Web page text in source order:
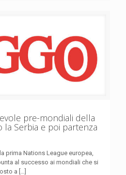
pre-mondiali della
la Serbia e poi partenza
prima Nations League europea,
al successo ai mondiali che si
a […]